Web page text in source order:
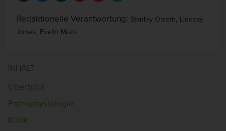
Redaktionelle Verantwortung: Stanley Oiseth, Lindsay
Jones, Evelin Maza
INHALT
Überblick
Pathophysiologie
Klinik